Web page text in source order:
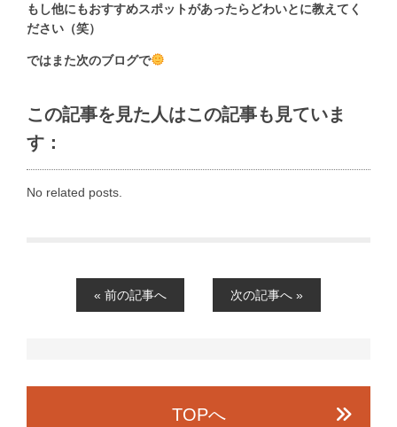
もし他にもおすすめスポットがあったらどわいとに教えてく
ださい（笑）
ではまた次のブログで
この記事を見た人はこの記事も見ていま
す：
No related posts.
« 前の記事へ 次の記事へ »
TOPへ